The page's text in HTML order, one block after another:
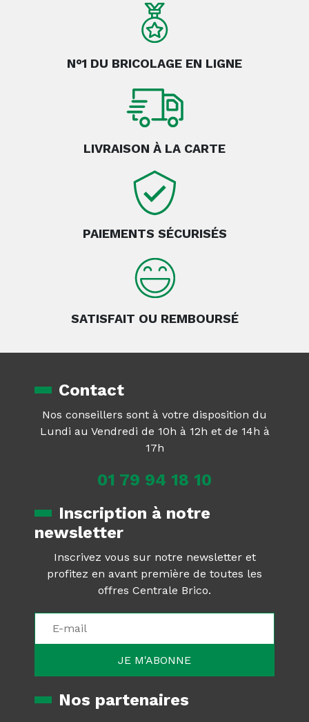
N°1 DU BRICOLAGE EN LIGNE
LIVRAISON À LA CARTE
PAIEMENTS SÉCURISÉS
SATISFAIT OU REMBOURSÉ
Contact
Nos conseillers sont à votre disposition du
Lundi au Vendredi de 10h à 12h et de 14h à
17h
01 79 94 18 10
Inscription à notre
newsletter
Inscrivez vous sur notre newsletter et
profitez en avant première de toutes les
offres Centrale Brico.
Nos partenaires